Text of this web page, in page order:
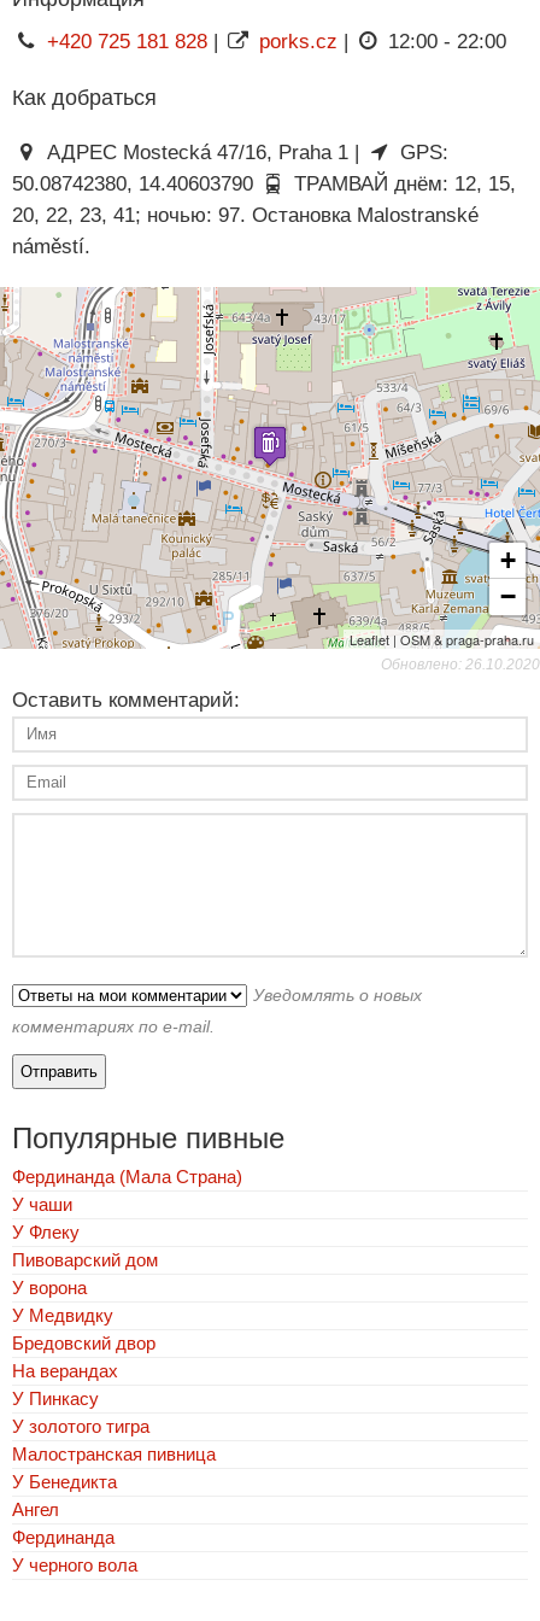
+420 725 181 828| porks.cz 12:00 - 22:00
Как добраться
АДРЕС Mostecká 47/16, Praha 1 |
GPS:
50.08742380, 14.40603790
ТРАМВАЙ днём: 12, 15,
20, 22, 23, 41; ночью: 97. Остановка Malostranské
náměstí.
+
−
Leaflet | OSM & praga-praha.ru
Обновлено: 26.10.2020
Оставить комментарий:
Уведомлять о новых
комментариях по e-mail.
Популярные пивные
Фердинанда (Мала Страна)
У чаши
У Флеку
Пивоварский дом
У ворона
У Медвидку
Бредовский двор
На верандах
У Пинкасу
У золотого тигра
Малостранская пивница
У Бенедикта
Ангел
Фердинанда
У черного вола